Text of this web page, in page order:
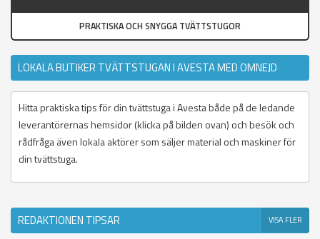
PRAKTISKA OCH SNYGGA TVÄTTSTUGOR
LOKALA BUTIKER TVÄTTSTUGAN I AVESTA MED OMNEJD
Hitta praktiska tips för din tvättstuga i Avesta både på de ledande
leverantörernas hemsidor (klicka på bilden ovan) och besök och
rådfråga även lokala aktörer som säljer material och maskiner för
din tvättstuga.
REDAKTIONEN TIPSAR VISA FLER